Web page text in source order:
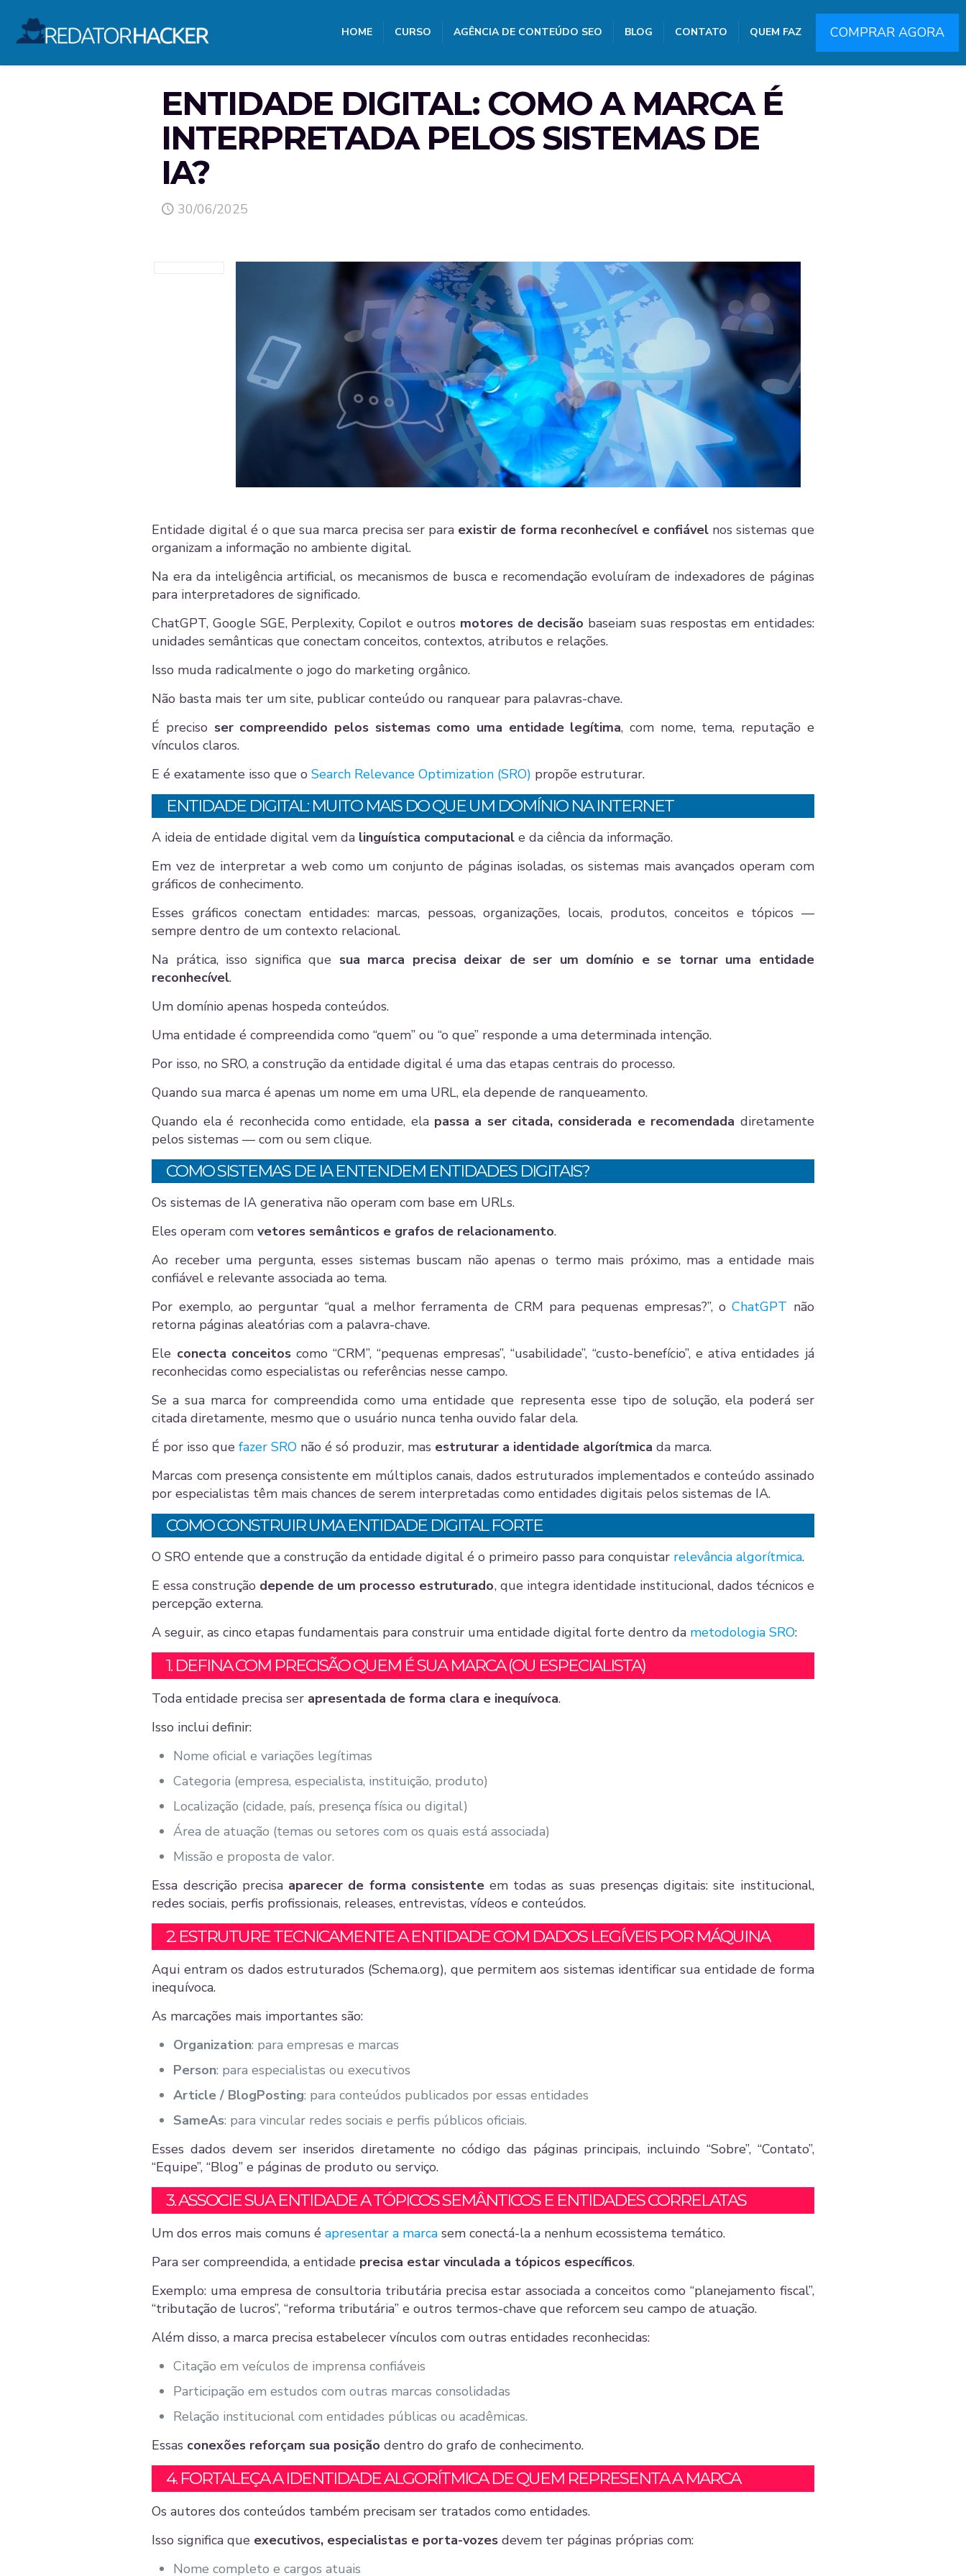
HOME CURSO AGÊNCIA DE CONTEÚDO SEO BLOG CONTATO QUEM FAZ COMPRAR AGORA
ENTIDADE DIGITAL: COMO A MARCA É
INTERPRETADA PELOS SISTEMAS DE
IA?
30/06/2025
Entidade digital é o que sua marca precisa ser paraexistir de forma reconhecível e confiável nos sistemas que
organizam a informação no ambiente digital.
Na era da inteligência artificial, os mecanismos de busca e recomendação evoluíram de indexadores de páginas
para interpretadores de significado.
ChatGPT, Google SGE, Perplexity, Copilot e outros motores de decisão baseiam suas respostas em entidades:
unidades semânticas que conectam conceitos, contextos, atributos e relações.
Isso muda radicalmente o jogo do marketing orgânico.
Não basta mais ter um site, publicar conteúdo ou ranquear para palavras-chave.
É preciso ser compreendido pelos sistemas como uma entidade legítima, com nome, tema, reputação e
vínculos claros.
E é exatamente isso que oSearch Relevance Optimization (SRO) propõe estruturar.
ENTIDADE DIGITAL: MUITO MAIS DO QUE UM DOMÍNIO NA INTERNET
A ideia de entidade digital vem da linguística computacionale da ciência da informação.
Em vez de interpretar a web como um conjunto de páginas isoladas, os sistemas mais avançados operam com
gráficos de conhecimento.
Esses gráficos conectam entidades: marcas, pessoas, organizações, locais, produtos, conceitos e tópicos —
sempre dentro de um contexto relacional.
Na prática, isso significa que sua marca precisa deixar de ser um domínio e se tornar uma entidade
reconhecível.
Um domínio apenas hospeda conteúdos.
Uma entidade é compreendida como “quem” ou “o que” responde a uma determinada intenção.
Por isso, no SRO, a construção da entidade digital é uma das etapas centrais do processo.
Quando sua marca é apenas um nome em uma URL, ela depende de ranqueamento.
Quando ela é reconhecida como entidade, ela passa a ser citada, considerada e recomendada diretamente
pelos sistemas — com ou sem clique.
COMO SISTEMAS DE IA ENTENDEM ENTIDADES DIGITAIS?
Os sistemas de IA generativa não operam com base em URLs.
Eles operam comvetores semânticos e grafos de relacionamento.
Ao receber uma pergunta, esses sistemas buscam não apenas o termo mais próximo, mas a entidade mais
confiável e relevante associada ao tema.
Por exemplo, ao perguntar “qual a melhor ferramenta de CRM para pequenas empresas?”, oChatGPT não
retorna páginas aleatórias com a palavra-chave.
Ele conecta conceitoscomo “CRM”, “pequenas empresas”, “usabilidade”, “custo-benefício”, e ativa entidades já
reconhecidas como especialistas ou referências nesse campo.
Se a sua marca for compreendida como uma entidade que representa esse tipo de solução, ela poderá ser
citada diretamente, mesmo que o usuário nunca tenha ouvido falar dela.
É por isso quefazer SRO não é só produzir, mas estruturar a identidade algorítmicada marca.
Marcas com presença consistente em múltiplos canais, dados estruturados implementados e conteúdo assinado
por especialistas têm mais chances de serem interpretadas como entidades digitais pelos sistemas de IA.
COMO CONSTRUIR UMA ENTIDADE DIGITAL FORTE
O SRO entende que a construção da entidade digital é o primeiro passo para conquistar relevância algorítmica.
E essa construção depende de um processo estruturado, que integra identidade institucional, dados técnicos e
percepção externa.
A seguir, as cinco etapas fundamentais para construir uma entidade digital forte dentro da metodologia SRO:
1. DEFINA COM PRECISÃO QUEM É SUA MARCA (OU ESPECIALISTA)
Toda entidade precisa ser apresentada de forma clara e inequívoca.
Isso inclui definir:
Nome oficial e variações legítimas
Categoria (empresa, especialista, instituição, produto)
Localização (cidade, país, presença física ou digital)
Área de atuação (temas ou setores com os quais está associada)
Missão e proposta de valor.
Essa descrição precisa aparecer de forma consistenteem todas as suas presenças digitais: site institucional,
redes sociais, perfis profissionais, releases, entrevistas, vídeos e conteúdos.
2. ESTRUTURE TECNICAMENTE A ENTIDADE COM DADOS LEGÍVEIS POR MÁQUINA
Aqui entram os dados estruturados (Schema.org), que permitem aos sistemas identificar sua entidade de forma
inequívoca.
As marcações mais importantes são:
Organization: para empresas e marcas
Person: para especialistas ou executivos
Article / BlogPosting: para conteúdos publicados por essas entidades
SameAs: para vincular redes sociais e perfis públicos oficiais.
Esses dados devem ser inseridos diretamente no código das páginas principais, incluindo “Sobre”, “Contato”,
“Equipe”, “Blog” e páginas de produto ou serviço.
3. ASSOCIE SUA ENTIDADE A TÓPICOS SEMÂNTICOS E ENTIDADES CORRELATAS
Um dos erros mais comuns éapresentar a marca sem conectá-la a nenhum ecossistema temático.
Para ser compreendida, a entidade precisa estar vinculada a tópicos específicos.
Exemplo: uma empresa de consultoria tributária precisa estar associada a conceitos como “planejamento fiscal”,
“tributação de lucros”, “reforma tributária” e outros termos-chave que reforcem seu campo de atuação.
Além disso, a marca precisa estabelecer vínculos com outras entidades reconhecidas:
Citação em veículos de imprensa confiáveis
Participação em estudos com outras marcas consolidadas
Relação institucional com entidades públicas ou acadêmicas.
Essas conexões reforçam sua posição dentro do grafo de conhecimento.
4. FORTALEÇA A IDENTIDADE ALGORÍTMICA DE QUEM REPRESENTA A MARCA
Os autores dos conteúdos também precisam ser tratados como entidades.
Isso significa que executivos, especialistas e porta-vozesdevem ter páginas próprias com:
Nome completo e cargos atuais